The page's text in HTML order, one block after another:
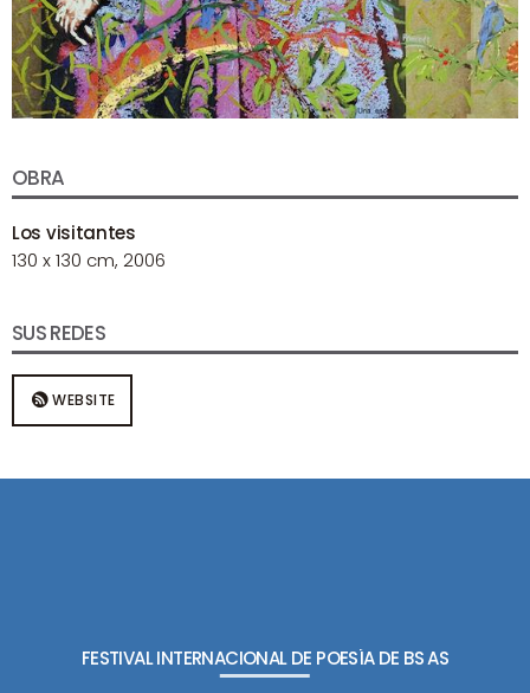
OBRA
Los visitantes
130 x 130 cm, 2006
SUS REDES
WEBSITE
FESTIVAL INTERNACIONAL DE POESÍA DE BS AS